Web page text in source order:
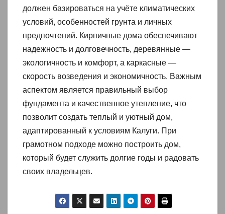
должен базироваться на учёте климатических
условий, особенностей грунта и личных
предпочтений. Кирпичные дома обеспечивают
надежность и долговечность, деревянные —
экологичность и комфорт, а каркасные —
скорость возведения и экономичность. Важным
аспектом является правильный выбор
фундамента и качественное утепление, что
позволит создать теплый и уютный дом,
адаптированный к условиям Калуги. При
грамотном подходе можно построить дом,
который будет служить долгие годы и радовать
своих владельцев.